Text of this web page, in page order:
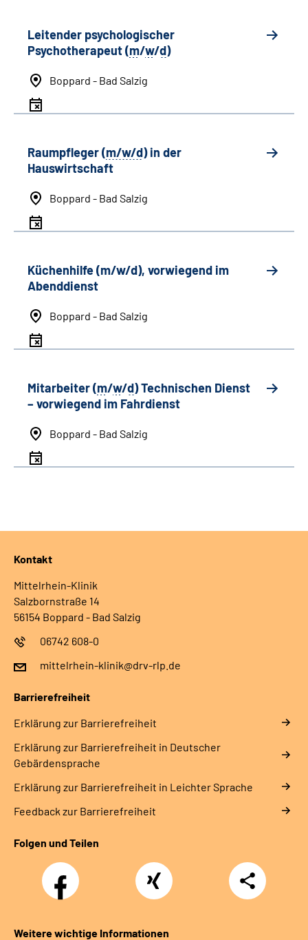
Leitender psychologischer
Psychotherapeut (m/w/d)
Boppard - Bad Salzig
Raumpfleger (m/w/d) in der
Hauswirtschaft
Boppard - Bad Salzig
Küchenhilfe (m/w/d), vorwiegend im
Abenddienst
Boppard - Bad Salzig
Mitarbeiter (m/w/d) Technischen Dienst
– vorwiegend im Fahrdienst
Boppard - Bad Salzig
Kontakt
Mittelrhein-Klinik
Salzbornstraße 14
56154 Boppard - Bad Salzig
06742 608-0
mittelrhein-klinik@drv-rlp.de
Barrierefreiheit
Erklärung zur Barrierefreiheit
Erklärung zur Barrierefreiheit in Deutscher
Gebärdensprache
Erklärung zur Barrierefreiheit in Leichter Sprache
Feedback zur Barrierefreiheit
Folgen und Teilen
Facebook Xing
Teilen
Weitere wichtige Informationen